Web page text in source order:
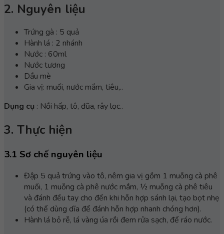
2. Nguyên liệu
Trứng gà : 5 quả
Hành lá : 2 nhánh
Nước : 60ml
Nước tương
Dầu mè
Gia vị: muối, nước mắm, tiêu,..
Dụng cụ : Nồi hấp, tô, đũa, rây lọc..
3. Thực hiện
3.1 Sơ chế nguyên liệu
Đập 5 quả trứng vào tô, nêm gia vị gồm 1 muỗng cà phê
muối, 1 muỗng cà phê nước mắm, ½ muỗng cà phê tiêu
và đánh đều tay cho đến khi hỗn hợp sánh lại, tạo bọt nhẹ
(có thể dùng dĩa để đánh hỗn hợp nhanh chóng hơn).
Hành lá bỏ rễ, lá vàng úa rồi đem rửa sạch, để ráo nước.